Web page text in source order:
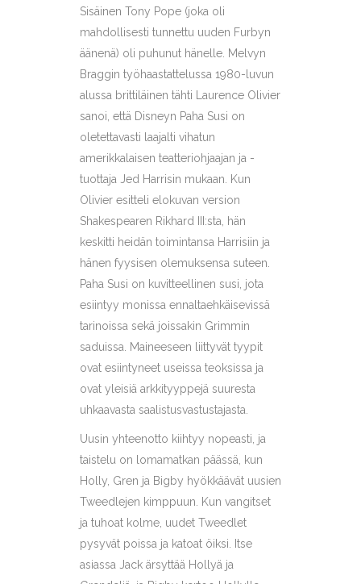
Sisäinen Tony Pope (joka oli
mahdollisesti tunnettu uuden Furbyn
äänenä) oli puhunut hänelle. Melvyn
Braggin työhaastattelussa 1980-luvun
alussa brittiläinen tähti Laurence Olivier
sanoi, että Disneyn Paha Susi on
oletettavasti laajalti vihatun
amerikkalaisen teatteriohjaajan ja -
tuottaja Jed Harrisin mukaan. Kun
Olivier esitteli elokuvan version
Shakespearen Rikhard III:sta, hän
keskitti heidän toimintansa Harrisiin ja
hänen fyysisen olemuksensa suteen.
Paha Susi on kuvitteellinen susi, jota
esiintyy monissa ennaltaehkäisevissä
tarinoissa sekä joissakin Grimmin
saduissa. Maineeseen liittyvät tyypit
ovat esiintyneet useissa teoksissa ja
ovat yleisiä arkkityyppejä suuresta
uhkaavasta saalistusvastustajasta.
Uusin yhteenotto kiihtyy nopeasti, ja
taistelu on lomamatkan päässä, kun
Holly, Gren ja Bigby hyökkäävät uusien
Tweedlejen kimppuun. Kun vangitset
ja tuhoat kolme, uudet Tweedlet
pysyvät poissa ja katoat öiksi. Itse
asiassa Jack ärsyttää Hollyä ja